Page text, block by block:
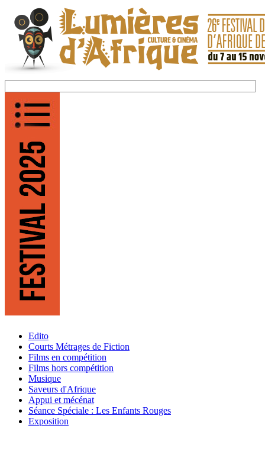
Edito
Courts Métrages de Fiction
Films en compétition
Films hors compétition
Musique
Saveurs d'Afrique
Appui et mécénat
Séance Spéciale : Les Enfants Rouges
Exposition